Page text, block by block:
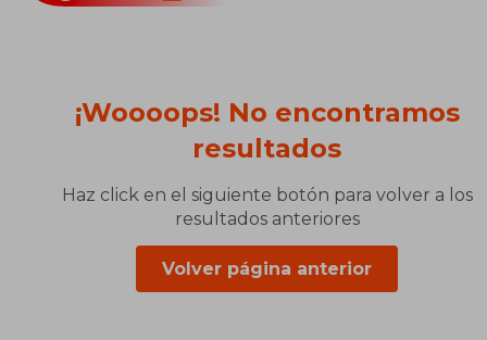
¡Woooops! No encontramos
resultados
Haz click en el siguiente botón para volver a los
resultados anteriores
Volver página anterior